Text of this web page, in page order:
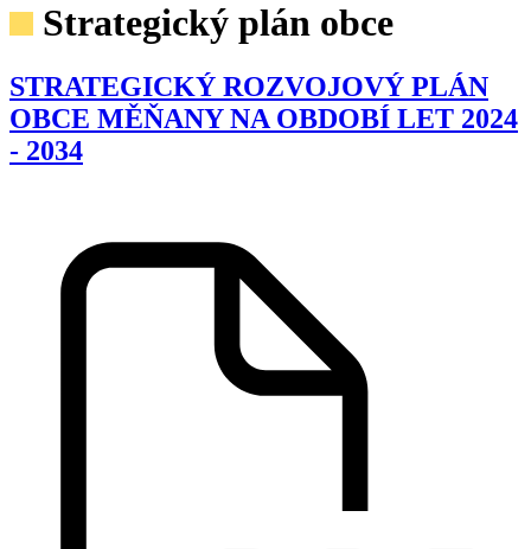
Strategický plán obce
STRATEGICKÝ ROZVOJOVÝ PLÁN
OBCE MĚŇANY NA OBDOBÍ LET 2024
- 2034